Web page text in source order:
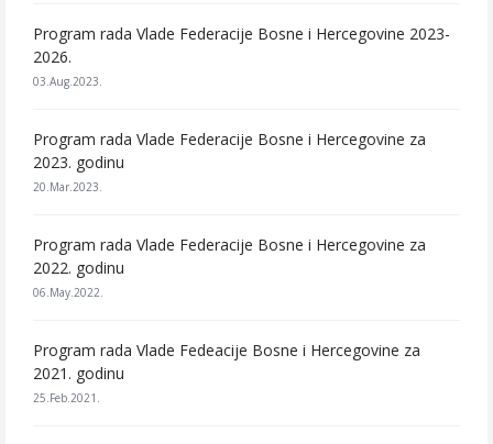
Program rada Vlade Federacije Bosne i Hercegovine 2023-
2026.
03.Aug.2023.
Program rada Vlade Federacije Bosne i Hercegovine za
2023. godinu
20.Mar.2023.
Program rada Vlade Federacije Bosne i Hercegovine za
2022. godinu
06.May.2022.
Program rada Vlade Fedeacije Bosne i Hercegovine za
2021. godinu
25.Feb.2021.